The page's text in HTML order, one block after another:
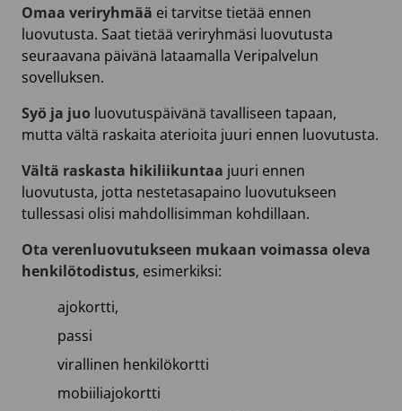
Omaa veriryhmää ei tarvitse tietää ennen
luovutusta. Saat tietää veriryhmäsi luovutusta
seuraavana päivänä lataamalla Veripalvelun
sovelluksen.
Syö ja juo luovutuspäivänä tavalliseen tapaan,
mutta vältä raskaita aterioita juuri ennen luovutusta.
Vältä raskasta hikiliikuntaa juuri ennen
luovutusta, jotta nestetasapaino luovutukseen
tullessasi olisi mahdollisimman kohdillaan.
Ota verenluovutukseen mukaan voimassa oleva
henkilötodistus, esimerkiksi:
ajokortti,
passi
virallinen henkilökortti
mobiiliajokortti